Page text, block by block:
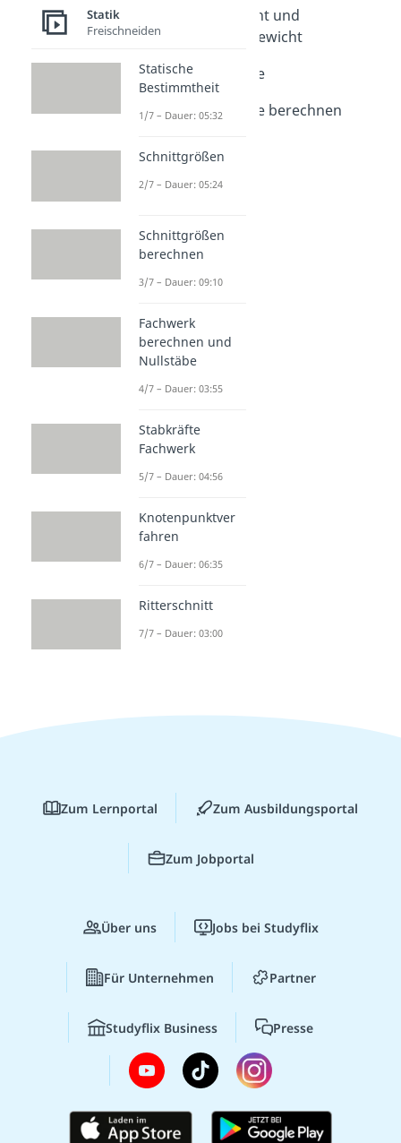
Kräftegleichgewicht und
Momentengleichgewicht
Gleichgewichtslage
Dauer: 09:03
Gleichgewichtslage berechnen
Statik
Freischneiden
Statische
Bestimmtheit
1/7 – Dauer: 05:32
Schnittgrößen
2/7 – Dauer: 05:24
Schnittgrößen
berechnen
3/7 – Dauer: 09:10
Fachwerk
berechnen und
Nullstäbe
4/7 – Dauer: 03:55
Stabkräfte
Fachwerk
5/7 – Dauer: 04:56
Knotenpunktver
fahren
6/7 – Dauer: 06:35
Ritterschnitt
7/7 – Dauer: 03:00
Zum Lernportal Zum Ausbildungsportal
Zum Jobportal
Über uns Jobs bei Studyflix
Für Unternehmen Partner
Studyflix Business Presse